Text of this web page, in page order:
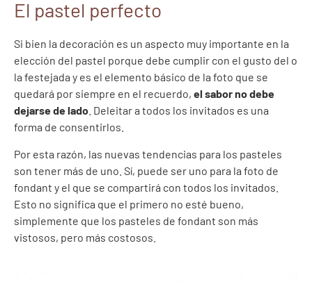
El pastel perfecto
Si bien la decoración es un aspecto muy importante en la
elección del pastel porque debe cumplir con el gusto del o
la festejada y es el elemento básico de la foto que se
quedará por siempre en el recuerdo, el sabor no debe
dejarse de lado . Deleitar a todos los invitados es una
forma de consentirlos.
Por esta razón, las nuevas tendencias para los pasteles
son tener más de uno. Sí, puede ser uno para la foto de
fondant y el que se compartirá con todos los invitados.
Esto no significa que el primero no esté bueno,
simplemente que los pasteles de fondant son más
vistosos, pero más costosos.